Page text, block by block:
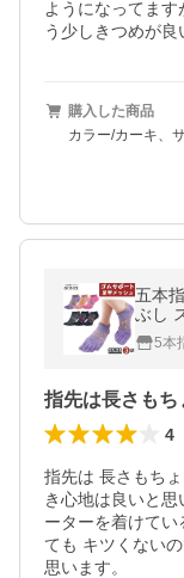
ようになってま
う少しきつめが良
購入した商品
カラー/カーキ、
五本
ぶし
5本
4
指先は 長さもち
き心地は良いと
ーターを着けて
ても キツくない
思います。